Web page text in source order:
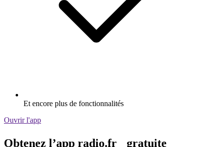
Et encore plus de fonctionnalités
Ouvrir l'app
Obtenez l’app radio.fr gratuite